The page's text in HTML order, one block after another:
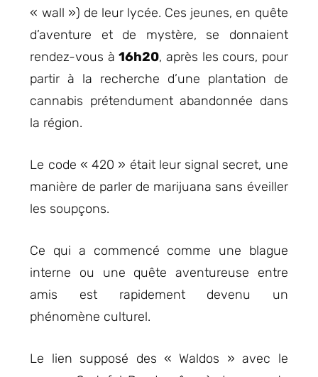
« wall ») de leur lycée. Ces jeunes, en quête
d’aventure et de mystère, se donnaient
rendez-vous à16h20, après les cours, pour
partir à la recherche d’une plantation de
cannabis prétendument abandonnée dans
la région.
Le code « 420 » était leur signal secret, une
manière de parler de marijuana sans éveiller
les soupçons.
Ce qui a commencé comme une blague
interne ou une quête aventureuse entre
amis est rapidement devenu un
phénomène culturel.
Le lien supposé des « Waldos » avec le